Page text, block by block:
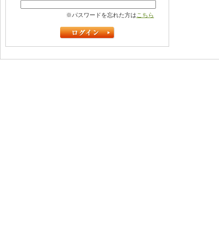
※パスワードを忘れた方はこちら